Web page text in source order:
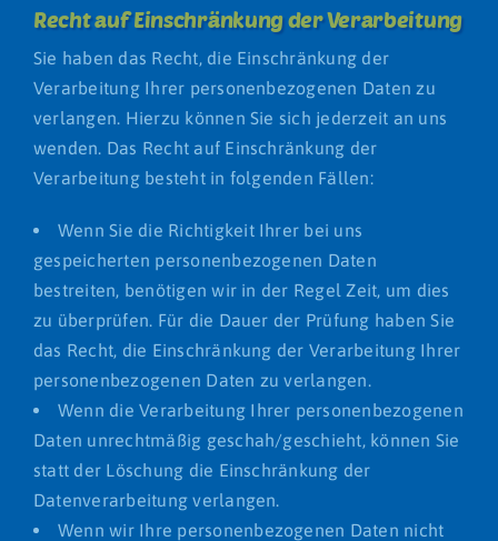
Recht auf Einschränkung der Verarbeitung
Sie haben das Recht, die Einschränkung der
Verarbeitung Ihrer personenbezogenen Daten zu
verlangen. Hierzu können Sie sich jederzeit an uns
wenden. Das Recht auf Einschränkung der
Verarbeitung besteht in folgenden Fällen:
Wenn Sie die Richtigkeit Ihrer bei uns
gespeicherten personenbezogenen Daten
bestreiten, benötigen wir in der Regel Zeit, um dies
zu überprüfen. Für die Dauer der Prüfung haben Sie
das Recht, die Einschränkung der Verarbeitung Ihrer
personenbezogenen Daten zu verlangen.
Wenn die Verarbeitung Ihrer personenbezogenen
Daten unrechtmäßig geschah/geschieht, können Sie
statt der Löschung die Einschränkung der
Datenverarbeitung verlangen.
Wenn wir Ihre personenbezogenen Daten nicht